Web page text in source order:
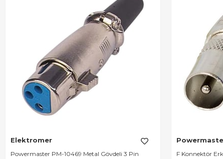
Elektromer
Powermaster PM-10469 Metal Gövdeli 3 Pin
F Konnektör